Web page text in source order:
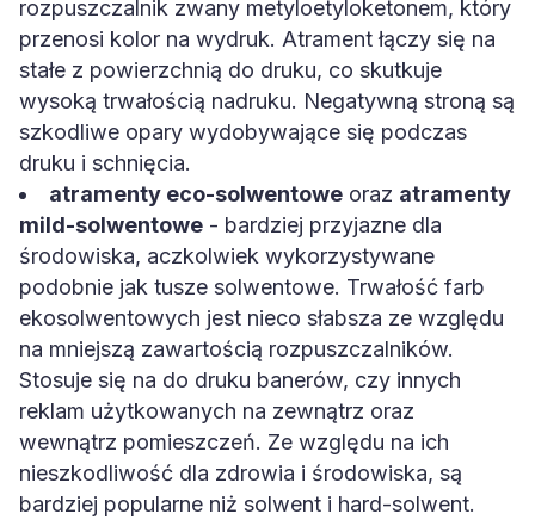
rozpuszczalnik zwany metyloetyloketonem, który
przenosi kolor na wydruk. Atrament łączy się na
stałe z powierzchnią do druku, co skutkuje
wysoką trwałością nadruku. Negatywną stroną są
szkodliwe opary wydobywające się podczas
druku i schnięcia.
atramenty eco-solwentowe oraz atramenty
mild-solwentowe - bardziej przyjazne dla
środowiska, aczkolwiek wykorzystywane
podobnie jak tusze solwentowe. Trwałość farb
ekosolwentowych jest nieco słabsza ze względu
na mniejszą zawartością rozpuszczalników.
Stosuje się na do druku banerów, czy innych
reklam użytkowanych na zewnątrz oraz
wewnątrz pomieszczeń. Ze względu na ich
nieszkodliwość dla zdrowia i środowiska, są
bardziej popularne niż solwent i hard-solwent.